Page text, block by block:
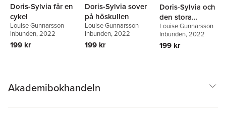
Doris-Sylvia får en
cykel
Louise Gunnarsson
Inbunden, 2022
199 kr
Doris-Sylvia sover
på höskullen
Louise Gunnarsson
Inbunden, 2022
199 kr
Doris-Sylvia och
den stora
skidtävlingen
Louise Gunnarsson
Inbunden, 2022
199 kr
Akademibokhandeln